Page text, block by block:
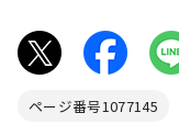
ページ番号1077145